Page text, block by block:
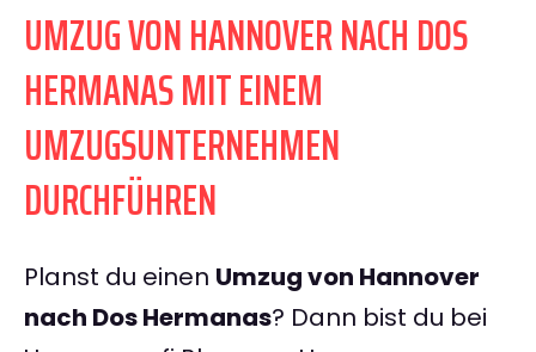
UMZUG VON HANNOVER NACH DOS
HERMANAS MIT EINEM
UMZUGSUNTERNEHMEN
DURCHFÜHREN
Planst du einen Umzug von Hannover
nach Dos Hermanas? Dann bist du bei